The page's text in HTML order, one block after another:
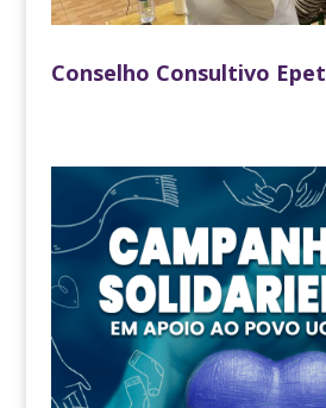
Conselho Consultivo Epet